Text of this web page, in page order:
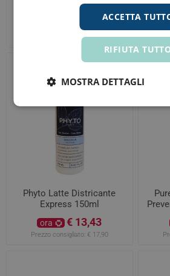
Termoprotettivo 230° Per
Capelli Danneggiati e Fragili
150 ml€ 13,43
Prezzo consigliato: € 17,90
Phyto Latte Districante
Express 150ml
ora € 13,43
Prezzo consigliato: € 17,90
ACCETTA
RIFIUTA
MOSTRA DETTAGLI